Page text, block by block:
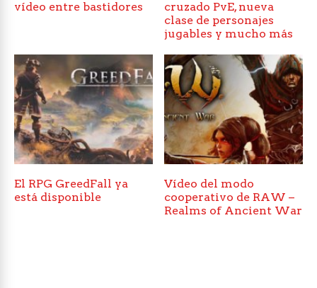
vídeo entre bastidores
cruzado PvE, nueva
clase de personajes
jugables y mucho más
El RPG GreedFall ya
está disponible
Vídeo del modo
cooperativo de RAW –
Realms of Ancient War